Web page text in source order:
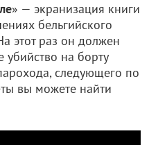
» — экранизация книги
бельгийского
этот раз он должен
убийство на борту
следующего по
вы можете найти